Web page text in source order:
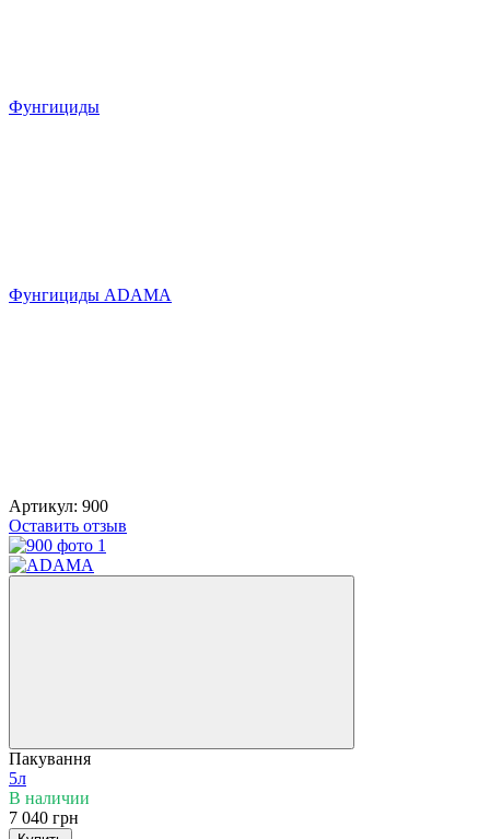
Фунгициды
Фунгициды ADAMA
Артикул: 900
Оставить отзыв
Пакування
5л
В наличии
7 040 грн